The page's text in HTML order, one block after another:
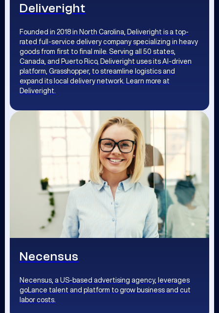
Deliveright
Founded in 2018 in North Carolina, Deliveright is a top-
rated full-service delivery company specializing in heavy
goods from first to final mile. Serving all 50 states,
Canada, and Puerto Rico, Deliveright uses its AI-driven
platform, Grasshopper, to streamline logistics and
expand its local delivery network. Learn more at
Deliveright.
Necensus
Necensus, a US-based advertising agency, leverages
goLance talent and platform to grow business and cut
labor costs.